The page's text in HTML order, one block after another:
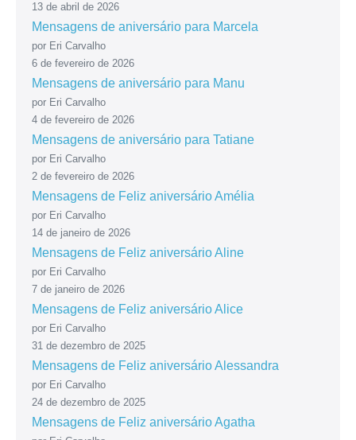
13 de abril de 2026
Mensagens de aniversário para Marcela
por Eri Carvalho
6 de fevereiro de 2026
Mensagens de aniversário para Manu
por Eri Carvalho
4 de fevereiro de 2026
Mensagens de aniversário para Tatiane
por Eri Carvalho
2 de fevereiro de 2026
Mensagens de Feliz aniversário Amélia
por Eri Carvalho
14 de janeiro de 2026
Mensagens de Feliz aniversário Aline
por Eri Carvalho
7 de janeiro de 2026
Mensagens de Feliz aniversário Alice
por Eri Carvalho
31 de dezembro de 2025
Mensagens de Feliz aniversário Alessandra
por Eri Carvalho
24 de dezembro de 2025
Mensagens de Feliz aniversário Agatha